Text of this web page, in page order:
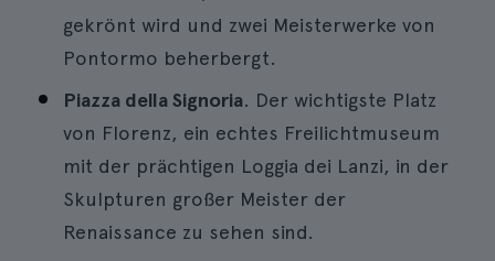
gekrönt wird und zwei Meisterwerke von
Pontormo beherbergt.
Piazza della Signoria. Der wichtigste Platz
von Florenz, ein echtes Freilichtmuseum
mit der prächtigen Loggia dei Lanzi, in der
Skulpturen großer Meister der
Renaissance zu sehen sind.